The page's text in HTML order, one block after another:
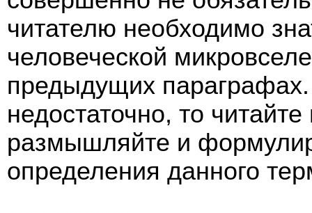
читателю необходимо
человеческой
предыдущих
недостаточно, то
размышляйте и
определения данного